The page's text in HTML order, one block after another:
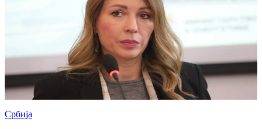
Србија